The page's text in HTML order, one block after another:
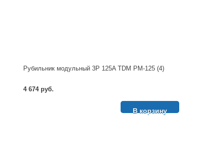
Рубильник модульный 3P 125A TDM РМ-125 (4)
4 674 руб.
В корзину